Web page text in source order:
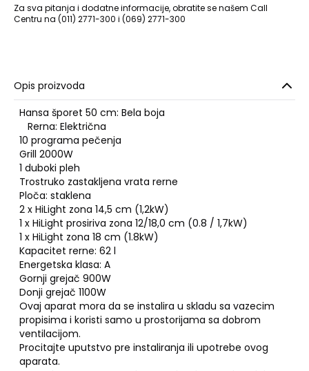
Za sva pitanja i dodatne informacije, obratite se našem Call
Centru na (011) 2771-300 i (069) 2771-300
Opis proizvoda
Hansa šporet 50 cm: Bela boja
Rerna: Električna
10 programa pečenja
Grill 2000W
1 duboki pleh
Trostruko zastakljena vrata rerne
Ploča: staklena
2 x HiLight zona 14,5 cm (1,2kW)
1 x HiLight prosiriva zona 12/18,0 cm (0.8 / 1,7kW)
1 x HiLight zona 18 cm (1.8kW)
Kapacitet rerne: 62 l
Energetska klasa: A
Gornji grejač 900W
Donji grejač 1100W
Ovaj aparat mora da se instalira u skladu sa vazecim
propisima i koristi samo u prostorijama sa dobrom
ventilacijom.
Procitajte uputstvo pre instaliranja ili upotrebe ovog
aparata.